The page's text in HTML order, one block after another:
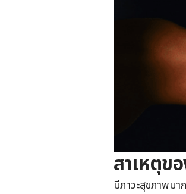
สาเหตุข
มีภาวะสุขภาพมา